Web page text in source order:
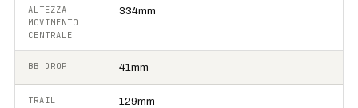
ALTEZZA
MOVIMENTO
CENTRALE
334mm
BB DROP 41mm
TRAIL 129mm